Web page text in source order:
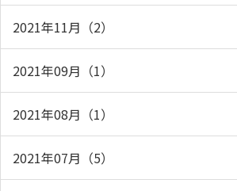
2021年11月（2）
2021年09月（1）
2021年08月（1）
2021年07月（5）